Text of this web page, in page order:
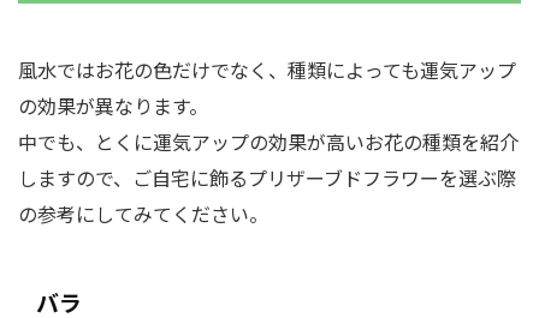
風水ではお花の色だけでなく、種類によっても運気アップ
の効果が異なります。
中でも、とくに運気アップの効果が高いお花の種類を紹介
しますので、ご自宅に飾るプリザーブドフラワーを選ぶ際
の参考にしてみてください。
バラ